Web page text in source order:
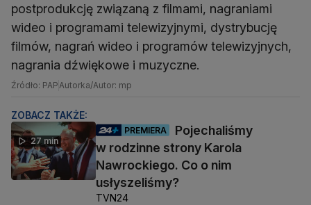
postprodukcję związaną z filmami, nagraniami
wideo i programami telewizyjnymi, dystrybucję
filmów, nagrań wideo i programów telewizyjnych,
nagrania dźwiękowe i muzyczne.
Źródło: PAPAutorka/Autor: mp
ZOBACZ TAKŻE:
27 min
PREMIERA
Pojechaliśmy
w rodzinne strony Karola
Nawrockiego. Co o nim
usłyszeliśmy?
TVN24